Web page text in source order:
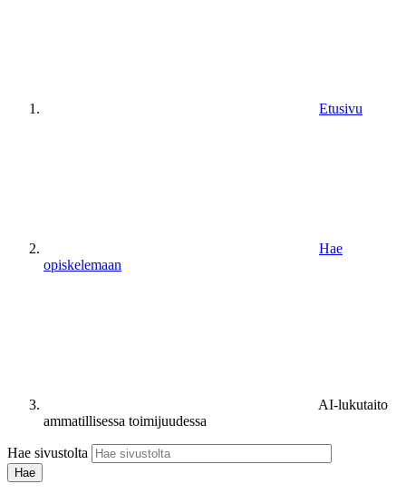
Etusivu
Hae
opiskelemaan
AI-lukutaito
ammatillisessa toimijuudessa
Hae sivustolta